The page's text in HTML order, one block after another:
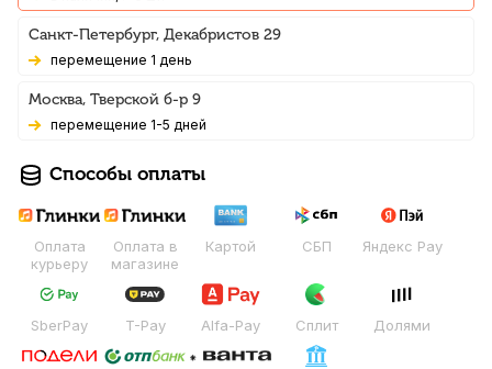
Санкт-Петербург, Декабристов 29
Перемещение 1 день
Москва, Тверской б-р 9
Перемещение 1-5 дней
Способы оплаты
Оплата
курьеру
Оплата в
магазине
Картой СБП Яндекс Pay
SberPay T-Pay Alfa-Pay Сплит Долями